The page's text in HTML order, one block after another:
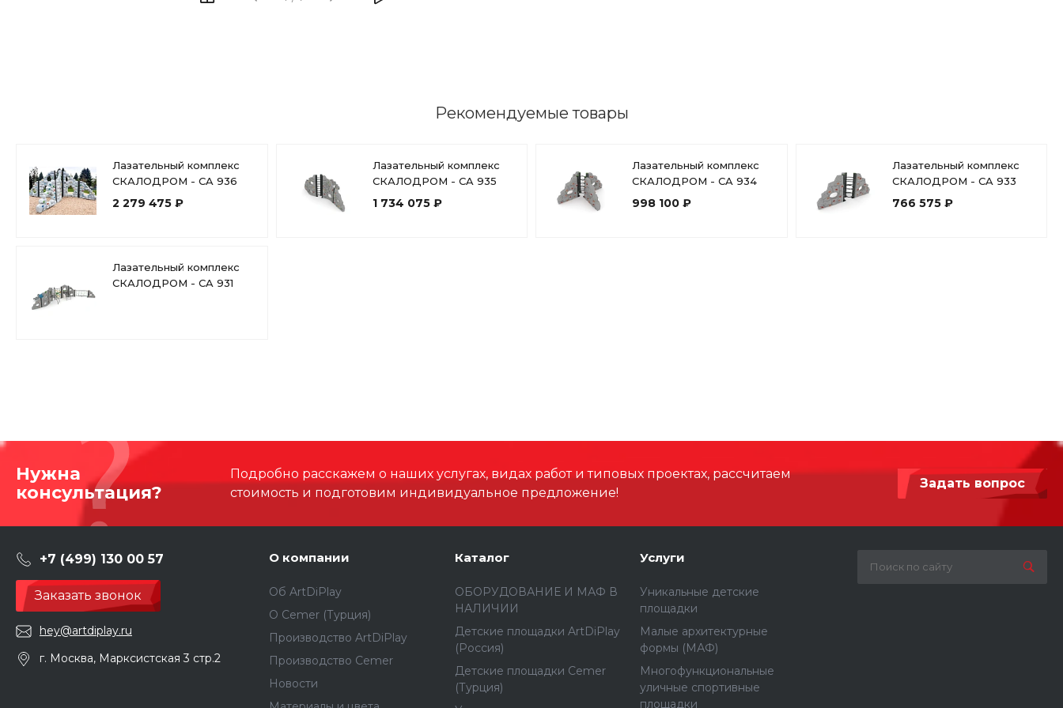
Высота падения, мм 1700
Рекомендуемые товары
Лазательный комплекс
СКАЛОДРОМ - CA 936
2 279 475 ₽
Лазательный комплекс
СКАЛОДРОМ - CA 935
1 734 075 ₽
Лазательный комплекс
СКАЛОДРОМ - CA 934
998 100 ₽
Лазательный комплекс
СКАЛОДРОМ - CA 933
766 575 ₽
Лазательный комплекс
СКАЛОДРОМ - CA 931
Нужна
консультация?
Подробно расскажем о наших услугах, видах работ и типовых проектах, рассчитаем
стоимость и подготовим индивидуальное предложение!
Задать вопрос
+7 (499) 130 00 57
Заказать звонок
hey@artdiplay.ru
г. Москва, Марксистская 3 стр.2
О компании
Об ArtDiPlay
О Сemer (Турция)
Производство ArtDiPlay
Производство Cemer
Новости
Каталог
ОБОРУДОВАНИЕ И МАФ В
НАЛИЧИИ
Детские площадки ArtDiPlay
(Россия)
Детские площадки Cemer
(Турция)
Услуги
Уникальные детские
площадки
Малые архитектурные
формы (МАФ)
Многофункциональные
уличные спортивные
площадки